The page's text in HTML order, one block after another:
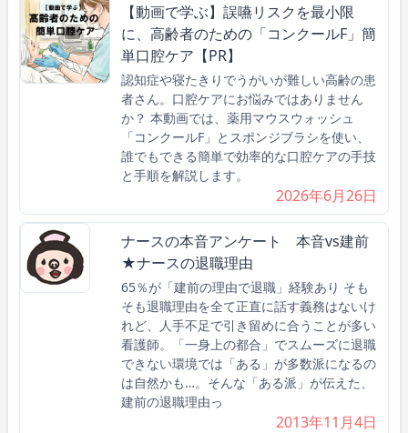
【動画で学ぶ】誤嚥リスクを最小限
に、高齢者のための「コンクールF」簡
単口腔ケア【PR】
認知症や寝たきりでうがいが難しい高齢の患
者さん。口腔ケアにお悩みではありません
か？ 本動画では、薬用マウスウォッシュ
「コンクールF」とスポンジブラシを使い、
誰でもできる簡単で効率的な口腔ケアの手技
と手順を解説します。
2026年6月26日
ナースの本音アンケート 本音vs建前
★ナースの退職理由
65％が「建前の理由で退職」経験あり そも
そも退職理由を全て正直に話す義務はないけ
れど、人手不足で引き留めに合うことが多い
看護師。「一身上の都合」でスムーズに退職
できない環境では「ある」が多数派になるの
は自然かも…。そんな「ある派」が伝えた、
建前の退職理由っ
2013年11月4日